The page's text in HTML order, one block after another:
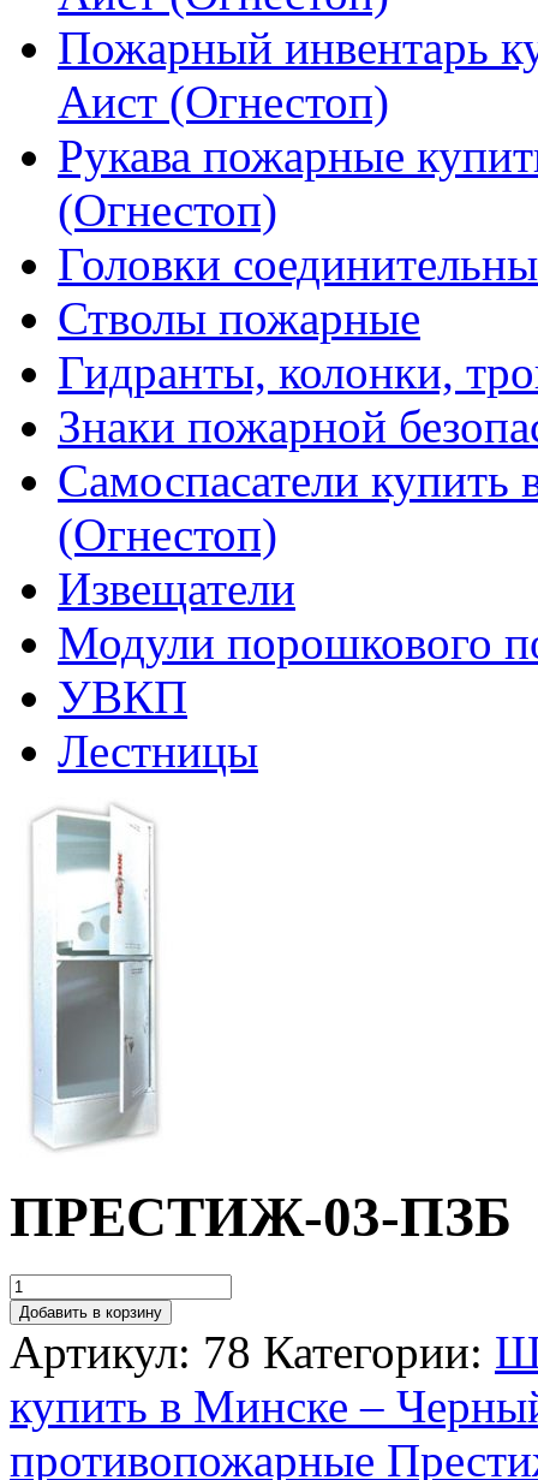
Пожарный инвентарь
Аист (Огнестоп)
Рукава пожарные
(Огнестоп)
Головки
Стволы пожарные
Гидранты, колонки,
Знаки пожарной
Самоспасатели
(Огнестоп)
Извещатели
Модули порошкового
УВКП
Лестницы
ПРЕСТИЖ-03-ПЗБ
Добавить в корзину
Артикул: 78 Категории:
купить в Минске –
противопожарные